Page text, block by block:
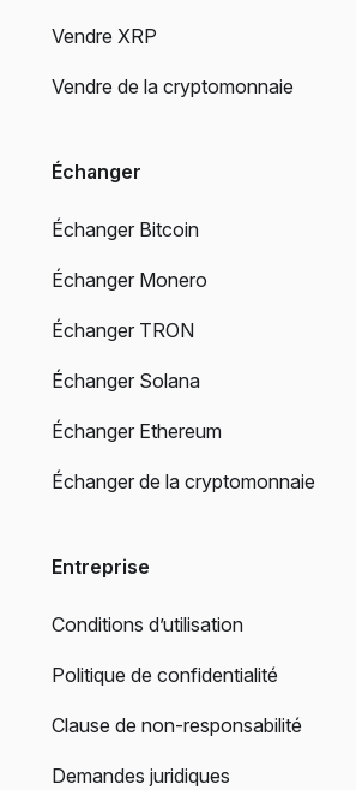
Vendre XRP
Vendre de la cryptomonnaie
Échanger
Échanger Bitcoin
Échanger Monero
Échanger TRON
Échanger Solana
Échanger Ethereum
Échanger de la cryptomonnaie
Entreprise
Conditions d’utilisation
Politique de confidentialité
Clause de non-responsabilité
Demandes juridiques